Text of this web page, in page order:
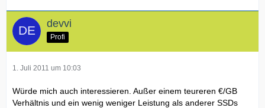
devvi
Profi
1. Juli 2011 um 10:03
Würde mich auch interessieren. Außer einem teureren €/GB
Verhältnis und ein wenig weniger Leistung als anderer SSDs